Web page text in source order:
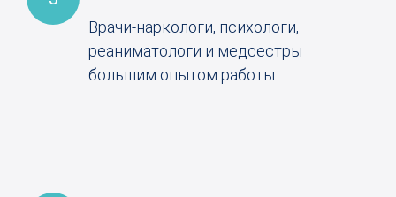
Врачи-наркологи, психологи,
реаниматологи и медсестры
большим опытом работы